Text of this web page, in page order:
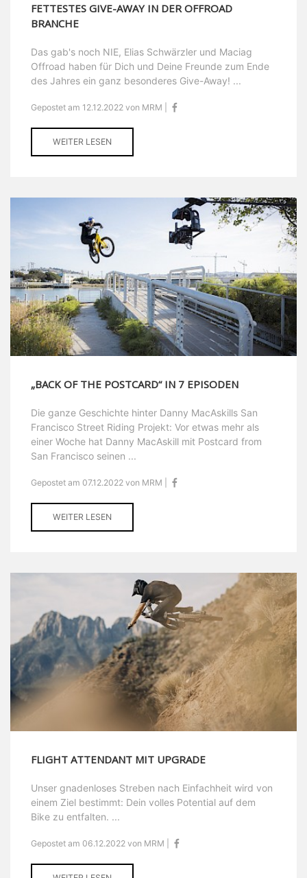
FETTESTES GIVE-AWAY IN DER OFFROAD
BRANCHE
Das gab's noch NIE, Elias Schwärzler und Maciag
Offroad haben für Dich und Deine Freunde zum Ende
des Jahres ein ganz besonderes Give-Away! ...
Gepostet am 12.12.2022 von MRM |
WEITER LESEN
„BACK OF THE POSTCARD“ IN 7 EPISODEN
Die ganze Geschichte hinter Danny MacAskills San
Francisco Street Riding Projekt: Vor etwas mehr als
einer Woche hat Danny MacAskill mit Postcard from
San Francisco seinen ...
Gepostet am 07.12.2022 von MRM |
WEITER LESEN
FLIGHT ATTENDANT MIT UPGRADE
Unser gnadenloses Streben nach Einfachheit wird von
einem Ziel bestimmt: Dein volles Potential auf dem
Bike zu entfalten. ...
Gepostet am 06.12.2022 von MRM |